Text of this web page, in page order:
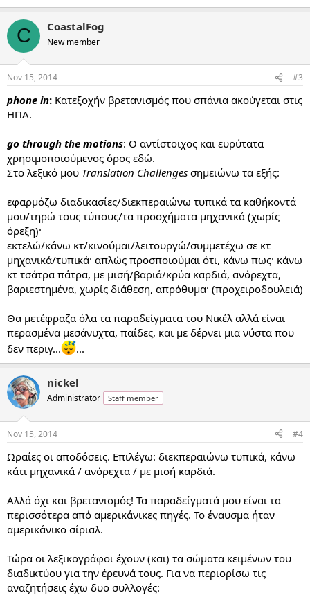
C CoastalFog
New member
Nov 15, 2014 #3
phone in: Κατεξοχήν βρετανισμός που σπάνια ακούγεται στις
ΗΠΑ.
go through the motions: O αντίστοιχος και ευρύτατα
χρησιμοποιούμενος όρος εδώ.
Στο λεξικό μου Translation Challenges σημειώνω τα εξής:
εφαρμόζω διαδικασίες/διεκπεραιώνω τυπικά τα καθήκοντά
μου/τηρώ τους τύπους/τα προσχήματα μηχανικά (χωρίς
όρεξη)·
εκτελώ/κάνω κτ/κινούμαι/λειτουργώ/συμμετέχω σε κτ
μηχανικά/τυπικά· απλώς προσποιούμαι ότι, κάνω πως· κάνω
κτ τσάτρα πάτρα, με μισή/βαριά/κρύα καρδιά, ανόρεχτα,
βαριεστημένα, χωρίς διάθεση, απρόθυμα· (προχειροδουλειά)
Θα μετέφραζα όλα τα παραδείγματα του Νικέλ αλλά είναι
περασμένα μεσάνυχτα, παίδες, και με δέρνει μια νύστα που
δεν περιγ...
...
nickel
Administrator Staff member
Nov 15, 2014 #4
Ωραίες οι αποδόσεις. Επιλέγω: διεκπεραιώνω τυπικά, κάνω
κάτι μηχανικά / ανόρεχτα / με μισή καρδιά.
Αλλά όχι και βρετανισμός! Τα παραδείγματά μου είναι τα
περισσότερα από αμερικάνικες πηγές. Το έναυσμα ήταν
αμερικάνικο σίριαλ.
Τώρα οι λεξικογράφοι έχουν (και) τα σώματα κειμένων του
διαδικτύου για την έρευνά τους. Για να περιορίσω τις
αναζητήσεις έχω δυο συλλογές: